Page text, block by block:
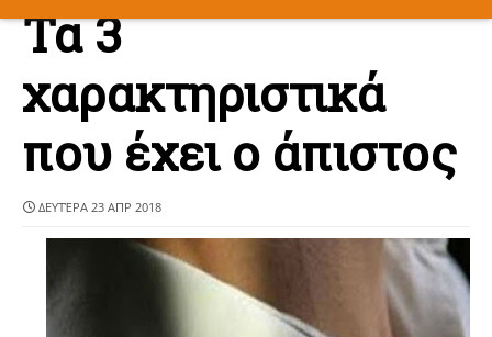
Τα 3
χαρακτηριστικά
που έχει ο άπιστος
ΔΕΥΤΈΡΑ 23 ΑΠΡ 2018